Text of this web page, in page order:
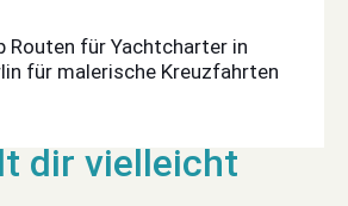
Routen für Yachtcharter in
für malerische Kreuzfahrten